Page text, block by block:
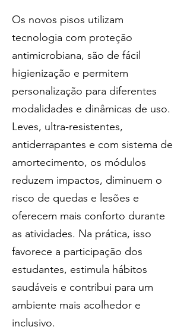
Os novos pisos utilizam
tecnologia com proteção
antimicrobiana, são de fácil
higienização e permitem
personalização para diferentes
modalidades e dinâmicas de uso.
Leves, ultra-resistentes,
antiderrapantes e com sistema de
amortecimento, os módulos
reduzem impactos, diminuem o
risco de quedas e lesões e
oferecem mais conforto durante
as atividades. Na prática, isso
favorece a participação dos
estudantes, estimula hábitos
saudáveis e contribui para um
ambiente mais acolhedor e
inclusivo.